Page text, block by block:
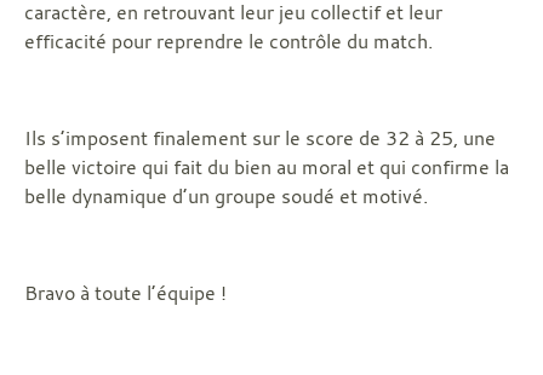
caractère, en retrouvant leur jeu collectif et leur
efficacité pour reprendre le contrôle du match.
Ils s’imposent finalement sur le score de 32 à 25, une
belle victoire qui fait du bien au moral et qui confirme la
belle dynamique d’un groupe soudé et motivé.
Bravo à toute l’équipe !